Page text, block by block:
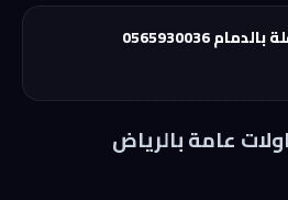
0565930036
عامة بالرياض